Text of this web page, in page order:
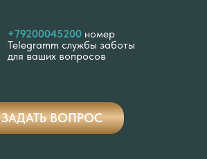
ЗАДАТЬ ВОПРОС
+79200045200 номер
Telegramm службы заботы
для ваших вопросов